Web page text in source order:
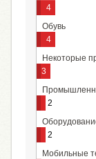
4
Обувь
4
Некоторые
3
2
2
Мобильные